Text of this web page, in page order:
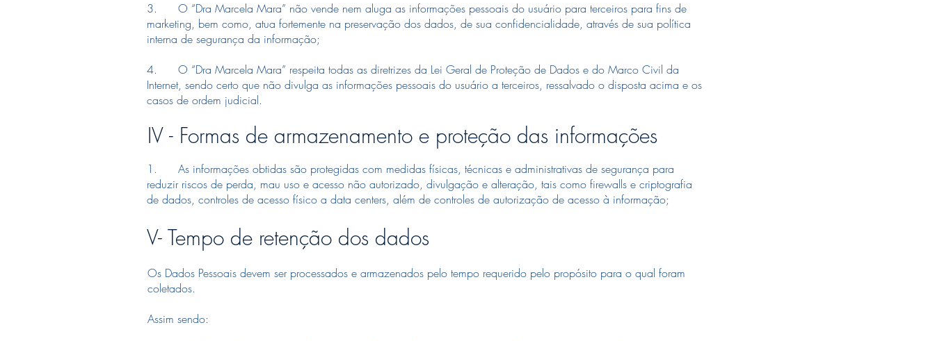
3. O “Dra Marcela Mara” não vende nem aluga as informações pessoais do usuário para terceiros para fins de
marketing, bem como, atua fortemente na preservação dos dados, de sua confidencialidade, através de sua política
interna de segurança da informação;
4. O “Dra Marcela Mara” respeita todas as diretrizes da Lei Geral de Proteção de Dados e do Marco Civil da
Internet, sendo certo que não divulga as informações pessoais do usuário a terceiros, ressalvado o disposta acima e os
casos de ordem judicial.
IV - Formas de armazenamento e proteção das informações
1. As informações obtidas são protegidas com medidas físicas, técnicas e administrativas de segurança para
reduzir riscos de perda, mau uso e acesso não autorizado, divulgação e alteração, tais como firewalls e criptografia
de dados, controles de acesso físico a data centers, além de controles de autorização de acesso à informação;
V- Tempo de retenção dos dados
Os Dados Pessoais devem ser processados ​​e armazenados pelo tempo requerido pelo propósito para o qual foram
coletados.
Assim sendo: